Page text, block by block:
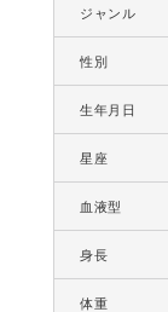
ジャンル
性別
生年月日
星座
血液型
身長
体重